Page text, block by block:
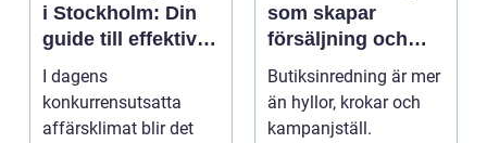
i Stockholm: Din
guide till effektiv
redovisning i
Stockholm
I dagens
konkurrensutsatta
affärsklimat blir det
som skapar
försäljning och
trivsel
Butiksinredning är mer
än hyllor, krokar och
kampanjställ.